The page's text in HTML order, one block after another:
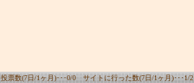
投票数(7日/1ヶ月)･･･0/0 サイトに行った数(7日/1ヶ月)･･･1/2